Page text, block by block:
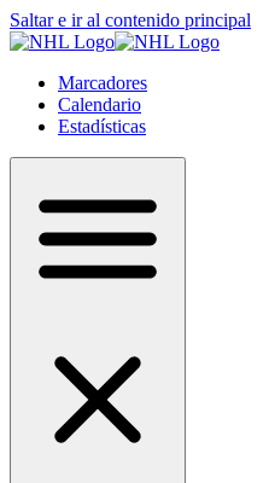
Saltar e ir al contenido principal
Marcadores
Calendario
Estadísticas